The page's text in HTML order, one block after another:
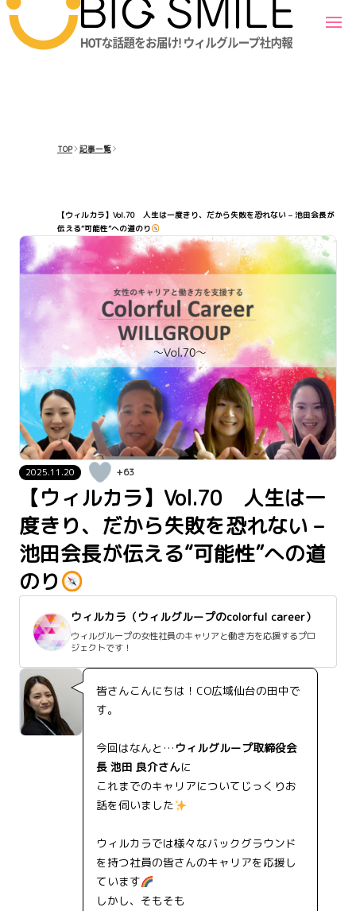
TOP 記事一覧
【ウィルカラ】Vol.70 人生は一度きり、だから失敗を恐れない – 池田会長が
伝える“可能性”への道のり
2025.11.20 +63
【ウィルカラ】Vol.70 人生は一
度きり、だから失敗を恐れない –
池田会長が伝える“可能性”への道
のり
ウィルカラ（ウィルグループのcolorful career）
ウィルグループの女性社員のキャリアと働き方を応援するプロ
ジェクトです！
皆さんこんにちは！CO広域仙台の田中で
す。
今回はなんと… ウィルグループ取締役会
長 池田 良介さんに
これまでのキャリアについてじっくりお
話を伺いました
ウィルカラでは様々なバックグラウンド
を持つ社員の皆さんのキャリアを応援し
ています
しかし、そもそも